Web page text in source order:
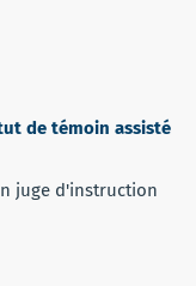
de témoin assisté
juge d'instruction